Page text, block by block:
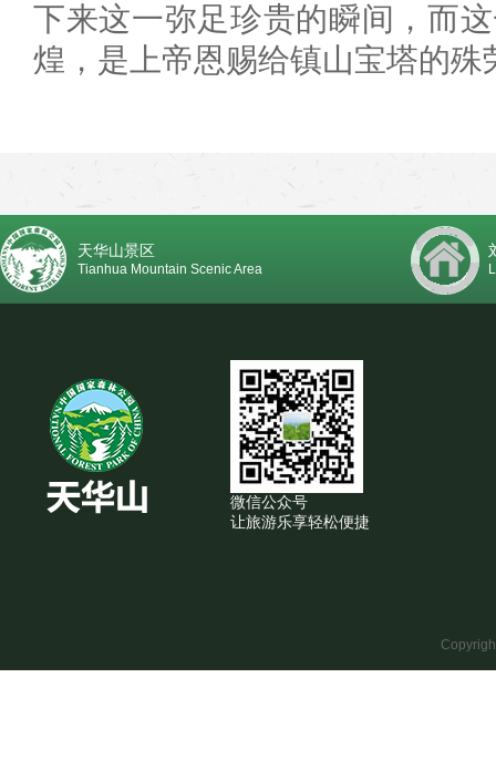
下来这一弥足珍贵的瞬间，而
煌，是上帝恩赐给镇山宝塔的
天华山景区
Tianhua Mountain Scenic Area
微信公众号
让旅游乐享轻松便捷